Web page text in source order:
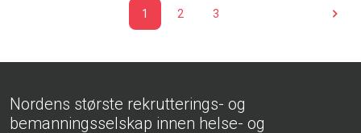
1 2 3
Nordens største rekrutterings- og
bemanningsselskap innen helse- og